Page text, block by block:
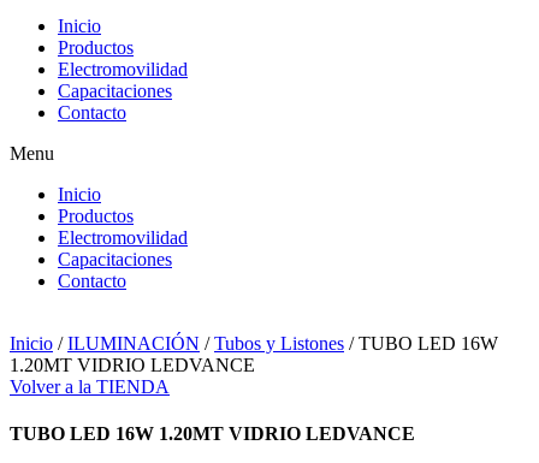
Inicio
Productos
Electromovilidad
Capacitaciones
Contacto
Menu
Inicio
Productos
Electromovilidad
Capacitaciones
Contacto
Inicio /ILUMINACIÓN /Tubos y Listones / TUBO LED 16W
1.20MT VIDRIO LEDVANCE
Volver a la TIENDA
TUBO LED 16W 1.20MT VIDRIO LEDVANCE